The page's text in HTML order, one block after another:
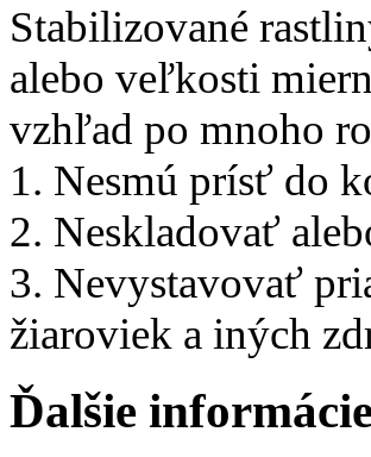
Stabilizované
alebo veľkosti
vzhľad po mnoho
1. Nesmú prísť do
2. Neskladovať
3. Nevystavovať
žiaroviek a iných
Ďalšie